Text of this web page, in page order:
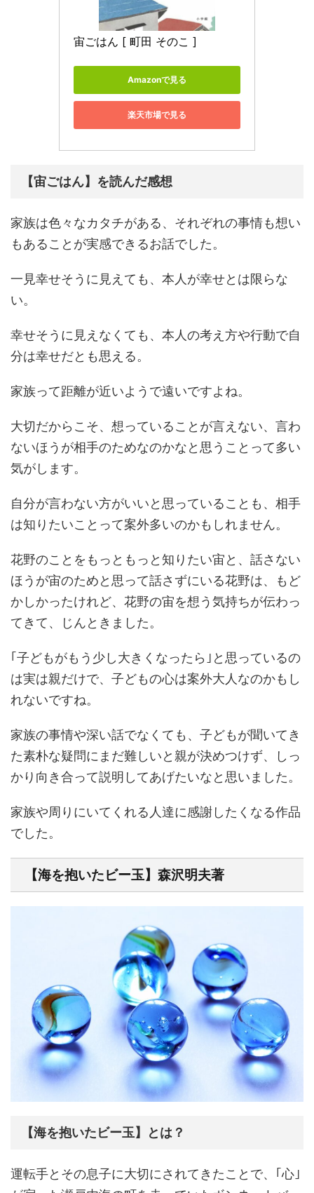
宙ごはん [ 町田 そのこ ]
Amazonで見る
楽天市場で見る
【宙ごはん】を読んだ感想
家族は色々なカタチがある、それぞれの事情も想い
もあることが実感できるお話でした。
一見幸せそうに見えても、本人が幸せとは限らな
い。
幸せそうに見えなくても、本人の考え方や行動で自
分は幸せだとも思える。
家族って距離が近いようで遠いですよね。
大切だからこそ、想っていることが言えない、言わ
ないほうが相手のためなのかなと思うことって多い
気がします。
自分が言わない方がいいと思っていることも、相手
は知りたいことって案外多いのかもしれません。
花野のことをもっともっと知りたい宙と、話さない
ほうが宙のためと思って話さずにいる花野は、もど
かしかったけれど、花野の宙を想う気持ちが伝わっ
てきて、じんときました。
｢子どもがもう少し大きくなったら｣と思っているの
は実は親だけで、子どもの心は案外大人なのかもし
れないですね。
家族の事情や深い話でなくても、子どもが聞いてき
た素朴な疑問にまだ難しいと親が決めつけず、しっ
かり向き合って説明してあげたいなと思いました。
家族や周りにいてくれる人達に感謝したくなる作品
でした。
【海を抱いたビー玉】森沢明夫著
【海を抱いたビー玉】とは？
運転手とその息子に大切にされてきたことで、｢心｣